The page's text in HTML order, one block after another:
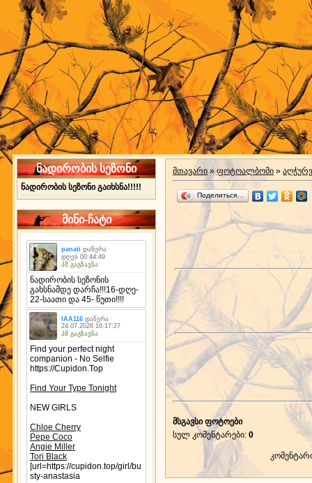
ნადირობის სეზონი
ნადირობის სეზონი გაიხსნა!!!!!
მინი-ჩატი
მთავარი » ფოტოალბომი »
Поделиться…
მსგავსი ფოტოები
სულ კომენტარები: 0